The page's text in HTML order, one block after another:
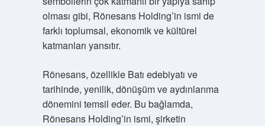
olması gibi, Rönesans Holding’in ismi de
farklı toplumsal, ekonomik ve kültürel
katmanları yansıtır.
Rönesans, özellikle Batı edebiyatı ve
tarihinde, yenilik, dönüşüm ve aydınlanma
dönemini temsil eder. Bu bağlamda,
Rönesans Holding’in ismi, şirketin